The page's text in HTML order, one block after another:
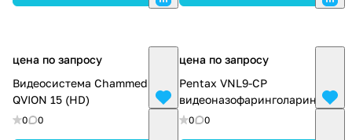
цена по запросу
Видеосистема Chammed
QVION 15 (HD)
0 0
цена по запросу
Pentax VNL9-CP
видеоназофаринголарингоскоп
0 0